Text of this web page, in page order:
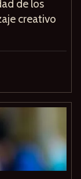
de los
creativo